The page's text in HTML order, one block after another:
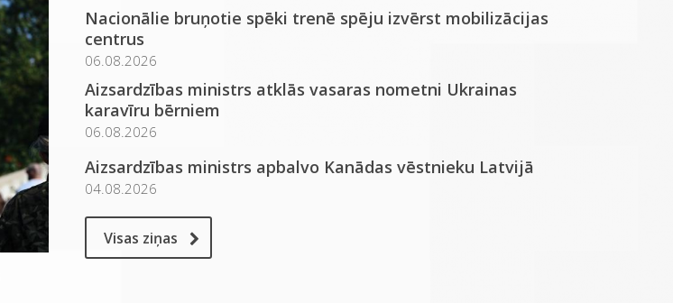
Nacionālie bruņotie spēki trenē spēju izvērst mobilizācijas
centrus
06.08.2026
Aizsardzības ministrs atklās vasaras nometni Ukrainas
karavīru bērniem
06.08.2026
Aizsardzības ministrs apbalvo Kanādas vēstnieku Latvijā
04.08.2026
Visas ziņas